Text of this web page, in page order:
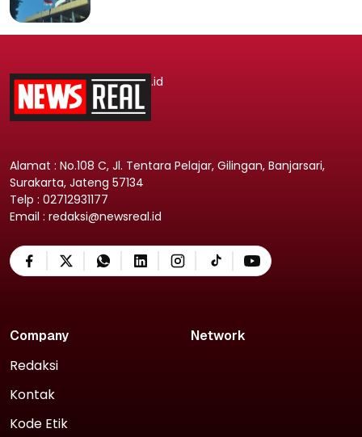
.id
Alamat : No.108 C, Jl. Tentara Pelajar, Gilingan, Banjarsari,
Surakarta, Jateng 57134
Telp : 02712931177
Email : redaksi@newsreal.id
Company
Redaksi
Kontak
Kode Etik
Network